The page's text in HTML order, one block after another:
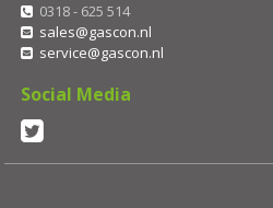
0318 - 625 514
sales@gascon.nl
service@gascon.nl
Social Media